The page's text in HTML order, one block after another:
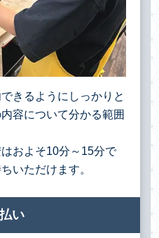
きるようにしっかりと
容について分かる範囲
およそ10分～15分で
いただけます。
い